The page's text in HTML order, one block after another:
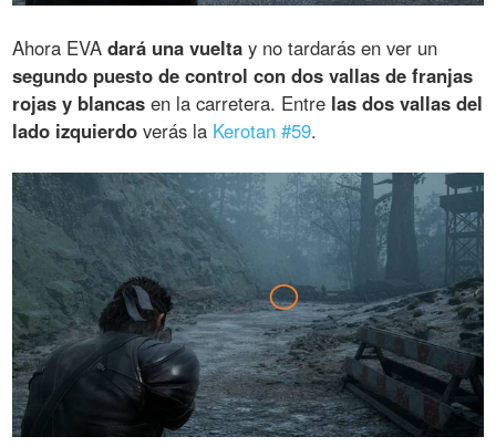
Ahora EVAdará una vuelta y no tardarás en ver un
segundo puesto de control con dos vallas de franjas
rojas y blancas en la carretera. Entre las dos vallas del
lado izquierdo verás la Kerotan #59.